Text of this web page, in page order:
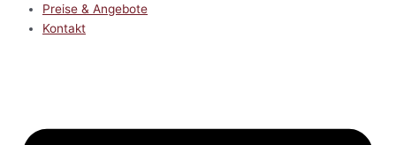
Preise & Angebote
Kontakt